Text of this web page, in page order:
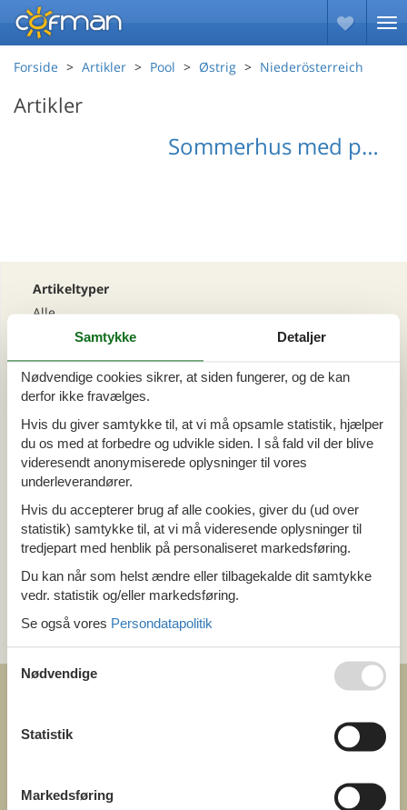
Forside Artikler Pool Østrig Niederösterreich
Artikler
Sommerhus med pool Niederösterreich
Artikeltyper
Alle
Din Cofman ferie
Område
Østrig
Niederösterreich
Alle
Pool
Kategori
Alle
Attraktioner
Samtykke Detaljer
Nødvendige cookies sikrer, at siden fungerer, og de kan
derfor ikke fravælges.
Hvis du giver samtykke til, at vi må opsamle statistik, hjælper
du os med at forbedre og udvikle siden. I så fald vil der blive
videresendt anonymiserede oplysninger til vores
underleverandører.
Hvis du accepterer brug af alle cookies, giver du (ud over
statistik) samtykke til, at vi må videresende oplysninger til
tredjepart med henblik på personaliseret markedsføring.
Du kan når som helst ændre eller tilbagekalde dit samtykke
vedr. statistik og/eller markedsføring.
Se også vores Persondatapolitik
Nødvendige
Statistik
Markedsføring